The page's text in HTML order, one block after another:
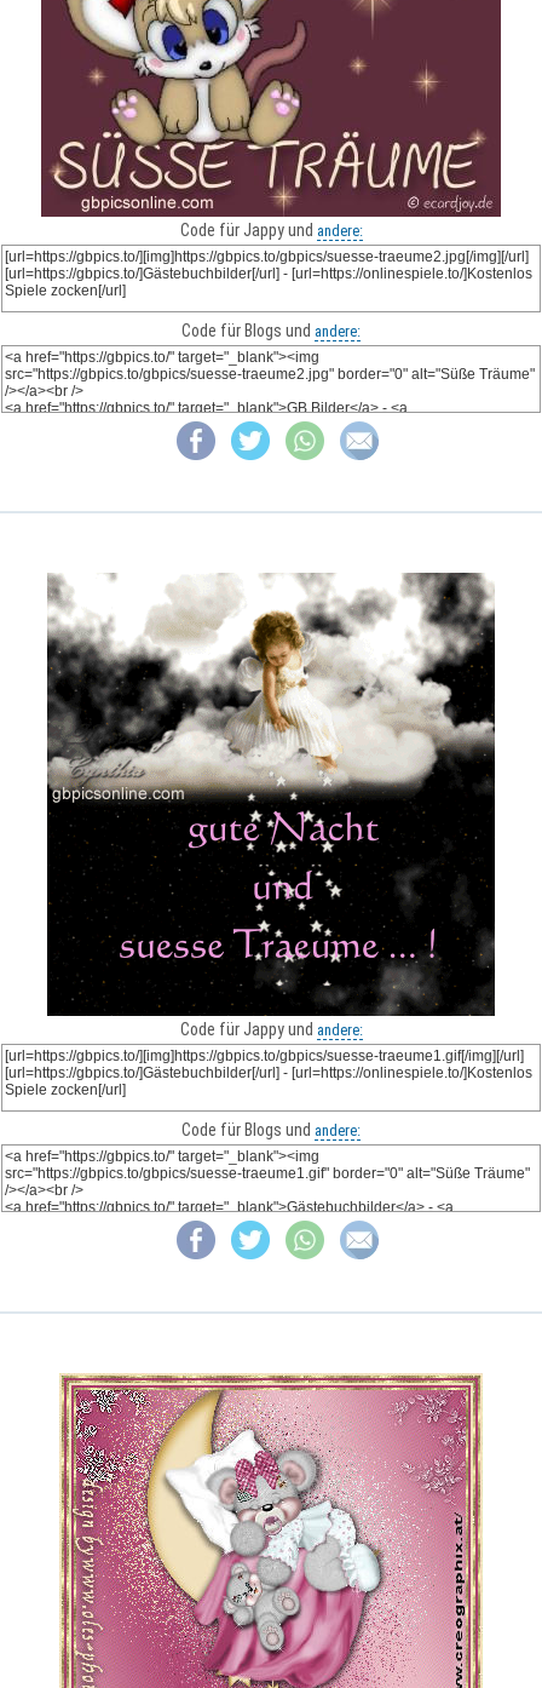
Code für Jappy und andere:
Code für Blogs und andere:
Code für Jappy und andere:
Code für Blogs und andere: